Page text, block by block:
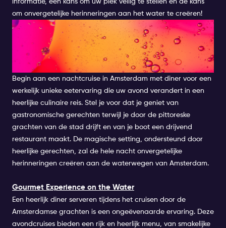
informatie, een kans om uw plek veilig te stellen en de kans
om onvergetelijke herinneringen aan het water te creëren!
AMSTERDAM NIGHT CRUISE
MET DINER: EEN CULINAIRE
REIS
Begin aan een nachtcruise in Amsterdam met diner voor een
werkelijk unieke eetervaring die uw avond verandert in een
heerlijke culinaire reis. Stel je voor dat je geniet van
gastronomische gerechten terwijl je door de pittoreske
grachten van de stad drijft en van je boot een drijvend
restaurant maakt. De magische setting, ondersteund door
heerlijke gerechten, zal de hele nacht onvergetelijke
herinneringen creëren aan de waterwegen van Amsterdam.
Gourmet Experience on the Water
Een heerlijk diner serveren tijdens het cruisen door de
Amsterdamse grachten is een ongeëvenaarde ervaring. Deze
avondcruises bieden een rijk en heerlijk menu, van smakelijke